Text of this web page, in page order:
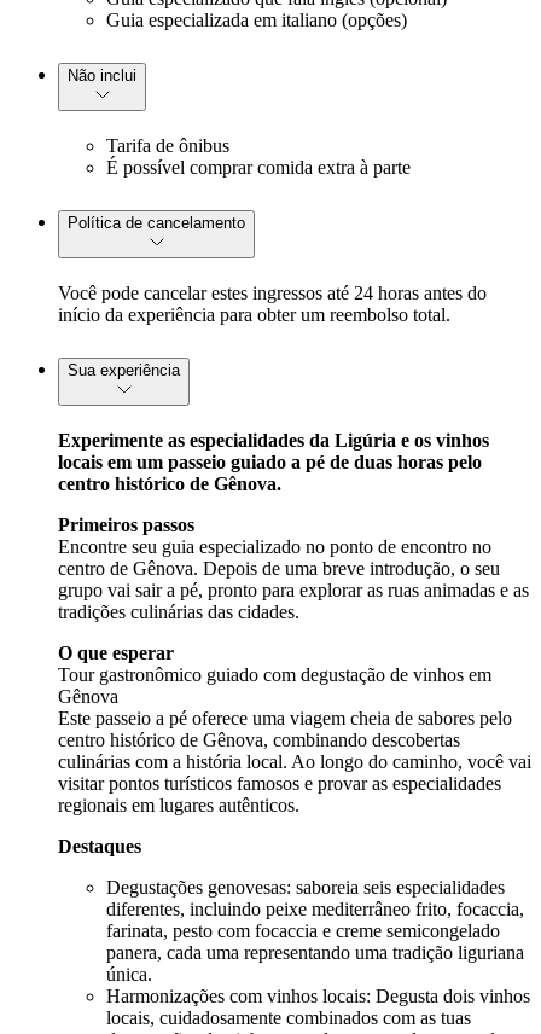
Guia especializada em italiano (opções)
Não inclui
Tarifa de ônibus
É possível comprar comida extra à parte
Política de cancelamento
Você pode cancelar estes ingressos até 24 horas antes do
início da experiência para obter um reembolso total.
Sua experiência
Experimente as especialidades da Ligúria e os vinhos
locais em um passeio guiado a pé de duas horas pelo
centro histórico de Gênova.
Primeiros passos
Encontre seu guia especializado no ponto de encontro no
centro de Gênova. Depois de uma breve introdução, o seu
grupo vai sair a pé, pronto para explorar as ruas animadas e as
tradições culinárias das cidades.
O que esperar
Tour gastronômico guiado com degustação de vinhos em
Gênova
Este passeio a pé oferece uma viagem cheia de sabores pelo
centro histórico de Gênova, combinando descobertas
culinárias com a história local. Ao longo do caminho, você vai
visitar pontos turísticos famosos e provar as especialidades
regionais em lugares autênticos.
Destaques
Degustações genovesas: saboreia seis especialidades
diferentes, incluindo peixe mediterrâneo frito, focaccia,
farinata, pesto com focaccia e creme semicongelado
panera, cada uma representando uma tradição liguriana
única.
Harmonizações com vinhos locais: Degusta dois vinhos
locais, cuidadosamente combinados com as tuas